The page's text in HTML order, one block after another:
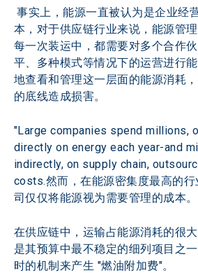
事实上，能源一直被认为是企业经营中不可避免的成
本，对于供应链行业来说，能源管
每一次装运中，都需要对多个合作
平、多种模式等情况下的运营进行
地查看和管理这一层面的能源消耗
的底线造成损害。
"Large companies spend millions,
directly on energy each year-and
indirectly, on supply chain,
costs.然而，在能源密集度最高的
司仅仅将能源视为需要管理的成本。
在供应链中，运输占能源消耗的很
是其预算中最不稳定的细列项目之
时的机制来产生 "燃油附加费"。